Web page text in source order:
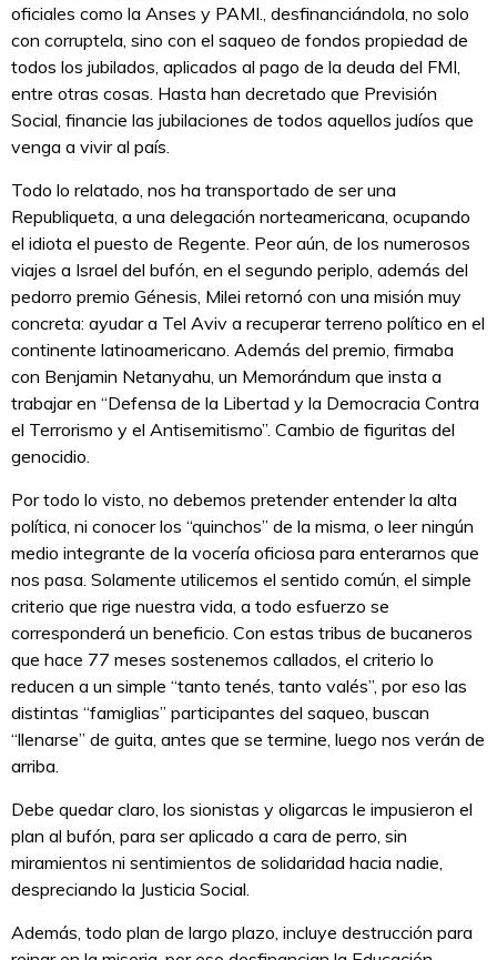
oficiales como la Anses y PAMI., desfinanciándola, no solo
con corruptela, sino con el saqueo de fondos propiedad de
todos los jubilados, aplicados al pago de la deuda del FMI,
entre otras cosas. Hasta han decretado que Previsión
Social, financie las jubilaciones de todos aquellos judíos que
venga a vivir al país.
Todo lo relatado, nos ha transportado de ser una
Republiqueta, a una delegación norteamericana, ocupando
el idiota el puesto de Regente. Peor aún, de los numerosos
viajes a Israel del bufón, en el segundo periplo, además del
pedorro premio Génesis, Milei retornó con una misión muy
concreta: ayudar a Tel Aviv a recuperar terreno político en el
continente latinoamericano. Además del premio, firmaba
con Benjamin Netanyahu, un Memorándum que insta a
trabajar en “Defensa de la Libertad y la Democracia Contra
el Terrorismo y el Antisemitismo”. Cambio de figuritas del
genocidio.
Por todo lo visto, no debemos pretender entender la alta
política, ni conocer los “quinchos” de la misma, o leer ningún
medio integrante de la vocería oficiosa para enterarnos que
nos pasa. Solamente utilicemos el sentido común, el simple
criterio que rige nuestra vida, a todo esfuerzo se
corresponderá un beneficio. Con estas tribus de bucaneros
que hace 77 meses sostenemos callados, el criterio lo
reducen a un simple “tanto tenés, tanto valés”, por eso las
distintas “famiglias” participantes del saqueo, buscan
“llenarse” de guita, antes que se termine, luego nos verán de
arriba.
Debe quedar claro, los sionistas y oligarcas le impusieron el
plan al bufón, para ser aplicado a cara de perro, sin
miramientos ni sentimientos de solidaridad hacia nadie,
despreciando la Justicia Social.
Además, todo plan de largo plazo, incluye destrucción para